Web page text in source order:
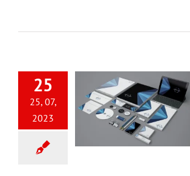
25
25, 07,
2023